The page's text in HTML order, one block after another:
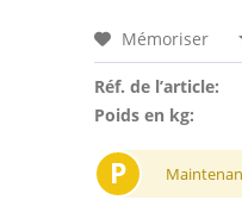
Mémoriser
Réf. de l’article:
Poids en kg:
P